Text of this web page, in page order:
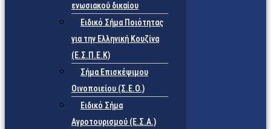
ενωσιακού δικαίου
Ειδικό Σήμα Ποιότητας
για την Ελληνική Κουζίνα
(Ε.Σ.Π.Ε.Κ)
Σήμα Επισκέψιμου
Οινοποιείου (Σ.Ε.Ο.)
Ειδικό Σήμα
Αγροτουρισμού (Ε.Σ.Α.)